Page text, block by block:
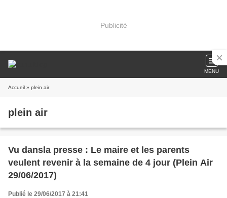
Publicité
MENU
Accueil » plein air
plein air
Vu dansla presse : Le maire et les parents
veulent revenir à la semaine de 4 jour (Plein Air
29/06/2017)
Publié le 29/06/2017 à 21:41